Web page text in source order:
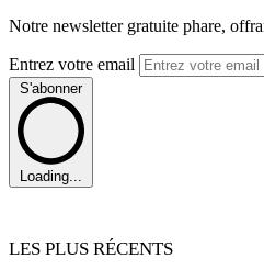
Notre newsletter gratuite phare,
Entrez votre email
S'abonner
Loading...
LES PLUS RÉCENTS